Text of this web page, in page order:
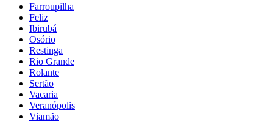
Farroupilha
Feliz
Ibirubá
Osório
Restinga
Rio Grande
Rolante
Sertão
Vacaria
Veranópolis
Viamão